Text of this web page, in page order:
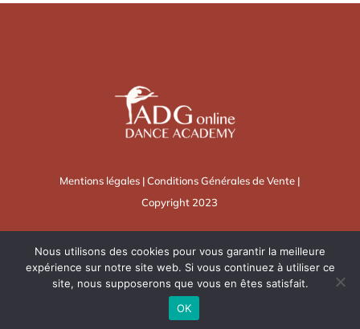
Mentions légales |Conditions Générales de Vente |
Copyright 2023
Me contacter
Nous utilisons des cookies pour vous garantir la meilleure
expérience sur notre site web. Si vous continuez à utiliser ce
site, nous supposerons que vous en êtes satisfait.
OK